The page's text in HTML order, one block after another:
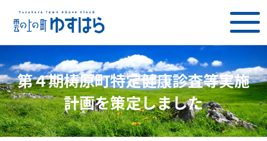
第４期梼原町特定健康診査等実施
計画を策定しました